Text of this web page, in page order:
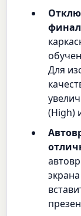
Для
(High)